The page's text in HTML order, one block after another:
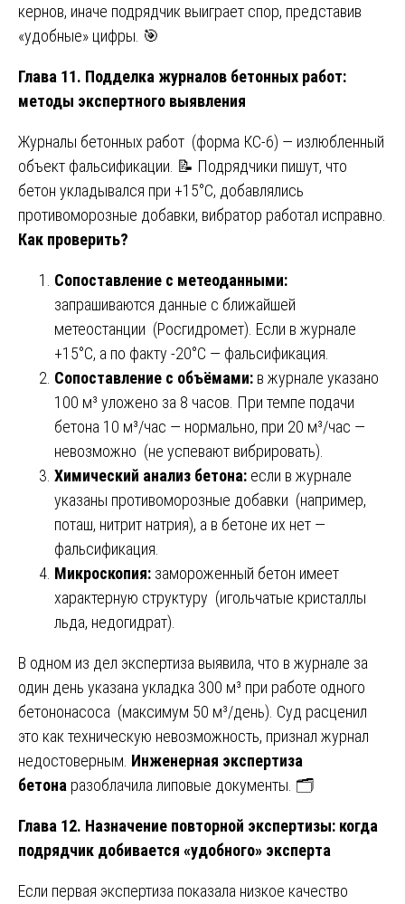
кернов, иначе подрядчик выиграет спор, представив
«удобные» цифры. 🎯
Глава 11. Подделка журналов бетонных работ:
методы экспертного выявления
Журналы бетонных работ (форма КС-6) — излюбленный
объект фальсификации. 📝 Подрядчики пишут, что
бетон укладывался при +15°C, добавлялись
противоморозные добавки, вибратор работал исправно.
Как проверить?
Сопоставление с метеоданными:
запрашиваются данные с ближайшей
метеостанции (Росгидромет). Если в журнале
+15°C, а по факту -20°C — фальсификация.
Сопоставление с объёмами: в журнале указано
100 м³ уложено за 8 часов. При темпе подачи
бетона 10 м³/час — нормально, при 20 м³/час —
невозможно (не успевают вибрировать).
Химический анализ бетона: если в журнале
указаны противоморозные добавки (например,
поташ, нитрит натрия), а в бетоне их нет —
фальсификация.
Микроскопия: замороженный бетон имеет
характерную структуру (игольчатые кристаллы
льда, недогидрат).
В одном из дел экспертиза выявила, что в журнале за
один день указана укладка 300 м³ при работе одного
бетононасоса (максимум 50 м³/день). Суд расценил
это как техническую невозможность, признал журнал
недостоверным. Инженерная экспертиза
бетона разоблачила липовые документы. 🗂️
Глава 12. Назначение повторной экспертизы: когда
подрядчик добивается «удобного» эксперта
Если первая экспертиза показала низкое качество